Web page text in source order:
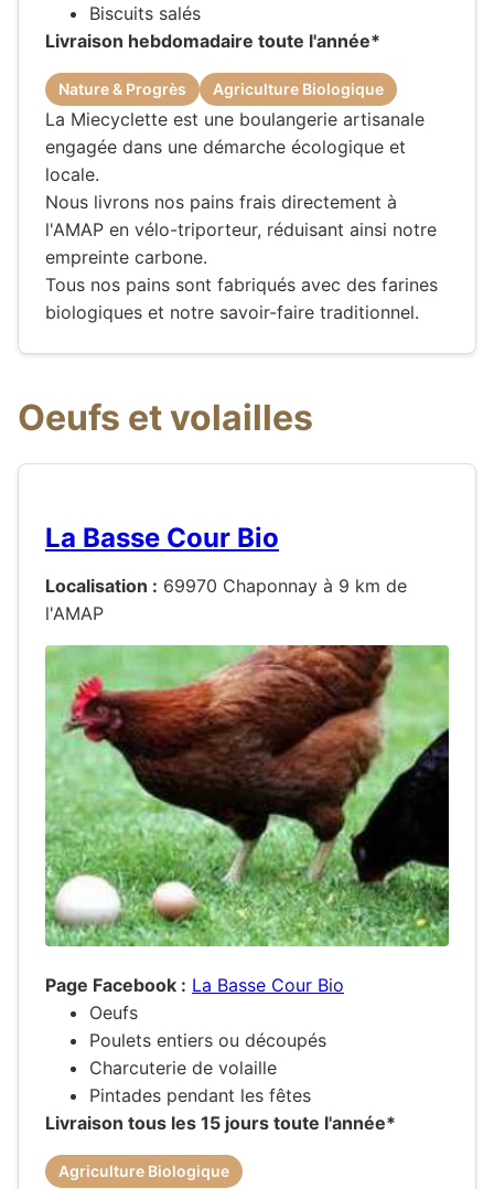
Biscuits salés
Livraison hebdomadaire toute l'année*
Nature & Progrès Agriculture Biologique
La Miecyclette est une boulangerie artisanale
engagée dans une démarche écologique et
locale.
Nous livrons nos pains frais directement à
l'AMAP en vélo-triporteur, réduisant ainsi notre
empreinte carbone.
Tous nos pains sont fabriqués avec des farines
biologiques et notre savoir-faire traditionnel.
Oeufs et volailles
La Basse Cour Bio
Localisation : 69970 Chaponnay à 9 km de
l'AMAP
Page Facebook : La Basse Cour Bio
Oeufs
Poulets entiers ou découpés
Charcuterie de volaille
Pintades pendant les fêtes
Livraison tous les 15 jours toute l'année*
Agriculture Biologique